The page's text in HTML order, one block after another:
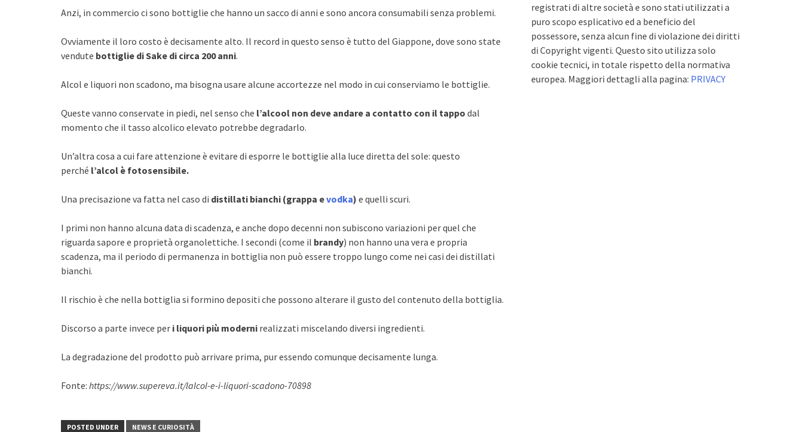
Anzi, in commercio ci sono bottiglie che hanno un sacco di anni e sono ancora consumabili senza problemi.
Ovviamente il loro costo è decisamente alto. Il record in questo senso è tutto del Giappone, dove sono state
vendute bottiglie di Sake di circa 200 anni.
Alcol e liquori non scadono, ma bisogna usare alcune accortezze nel modo in cui conserviamo le bottiglie.
Queste vanno conservate in piedi, nel senso che l’alcool non deve andare a contatto con il tappo dal
momento che il tasso alcolico elevato potrebbe degradarlo.
Un’altra cosa a cui fare attenzione è evitare di esporre le bottiglie alla luce diretta del sole: questo
perché l’alcol è fotosensibile.
Una precisazione va fatta nel caso di distillati bianchi (grappa evodka) e quelli scuri.
I primi non hanno alcuna data di scadenza, e anche dopo decenni non subiscono variazioni per quel che
riguarda sapore e proprietà organolettiche. I secondi (come il brandy) non hanno una vera e propria
scadenza, ma il periodo di permanenza in bottiglia non può essere troppo lungo come nei casi dei distillati
bianchi.
Il rischio è che nella bottiglia si formino depositi che possono alterare il gusto del contenuto della bottiglia.
Discorso a parte invece per i liquori più moderni realizzati miscelando diversi ingredienti.
La degradazione del prodotto può arrivare prima, pur essendo comunque decisamente lunga.
Fonte: https://www.supereva.it/lalcol-e-i-liquori-scadono-70898
POSTED UNDER NEWS E CURIOSITÀ
registrati di altre società e sono stati utilizzati a
puro scopo esplicativo ed a beneficio del
possessore, senza alcun fine di violazione dei diritti
di Copyright vigenti. Questo sito utilizza solo
cookie tecnici, in totale rispetto della normativa
europea. Maggiori dettagli alla pagina: PRIVACY